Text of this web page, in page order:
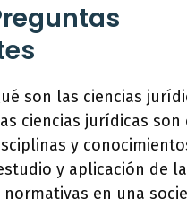
son las ciencias
ciencias jurídicas son
y
y aplicación de
en una